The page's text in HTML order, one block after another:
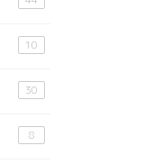
10
30
8